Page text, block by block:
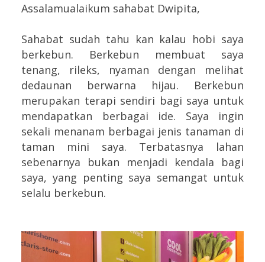
Assalamualaikum sahabat Dwipita,
Sahabat sudah tahu kan kalau hobi saya
berkebun. Berkebun membuat saya
tenang, rileks, nyaman dengan melihat
dedaunan berwarna hijau. Berkebun
merupakan terapi sendiri bagi saya untuk
mendapatkan berbagai ide. Saya ingin
sekali menanam berbagai jenis tanaman di
taman mini saya. Terbatasnya lahan
sebenarnya bukan menjadi kendala bagi
saya, yang penting saya semangat untuk
selalu berkebun.